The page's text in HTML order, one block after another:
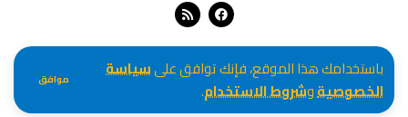
باستخدامك هذا الموقع، فإنك توافق علىسياسة
الخصوصيةوشروط الاستخدام. موافق